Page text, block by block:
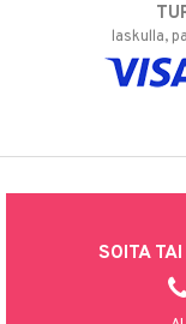
laskulla,
SOITA